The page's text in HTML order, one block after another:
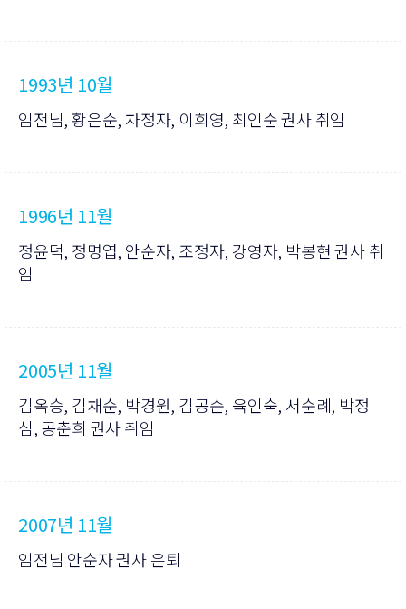
1993년 10월
임전님, 황은순, 차정자, 이희영, 최인순 권사 취임
1996년 11월
정윤덕, 정명엽, 안순자, 조정자, 강영자, 박봉현 권사 취
임
2005년 11월
김옥승, 김채순, 박경원, 김공순, 육인숙, 서순례, 박정
심, 공춘희 권사 취임
2007년 11월
임전님 안순자 권사 은퇴